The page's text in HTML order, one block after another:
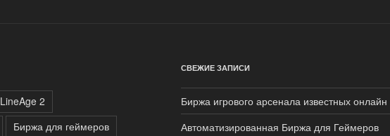
LineAge 2
Биржа для геймеров
СВЕЖИЕ ЗАПИСИ
Биржа игрового арсенала известных онлайн
Автоматизированная Биржа для Геймеров